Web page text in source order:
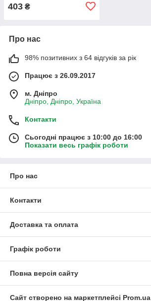
капот, Автоексперт,
403 ₴
Про нас
98% позитивних з 64 відгуків за рік
Працює з 26.09.2017
м. Дніпро
Дніпро, Дніпро, Україна
Контакти
Сьогодні працює з 10:00 до 16:00
Показати весь графік роботи
Про нас
Контакти
Доставка та оплата
Графік роботи
Повна версія сайту
Сайт створено на маркетплейсі Prom.ua